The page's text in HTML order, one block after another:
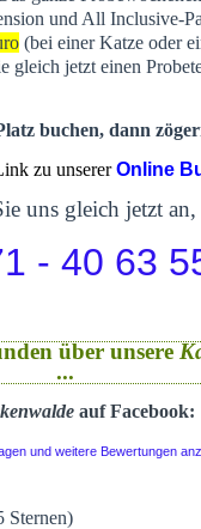
und All Inclusive-
(bei einer Katze oder
gleich jetzt einen
buchen, dann
zu unsererOnline
uns gleich jetzt an,
- 40 63
über unsere
...
auf Facebook:
und weitere Bewertungen
Sternen)